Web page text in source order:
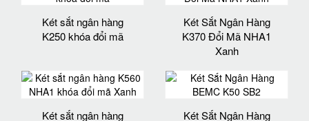
Két sắt ngân hàng
K250 khóa đổi mã
Két Sắt Ngân Hàng
K370 Đổi Mã NHA1
Xanh
Két sắt ngân hàng
Két Sắt Ngân Hàng